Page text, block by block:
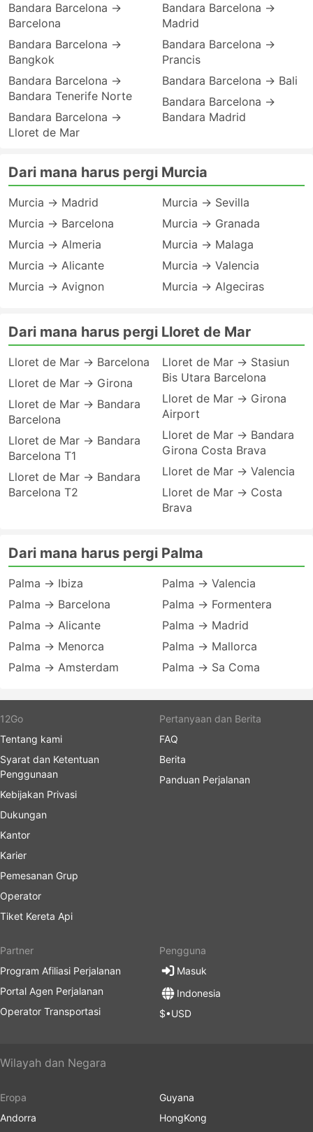
Bandara Barcelona →
Barcelona
Bandara Barcelona →
Bangkok
Bandara Barcelona →
Bandara Tenerife Norte
Bandara Barcelona →
Lloret de Mar
Bandara Barcelona →
Madrid
Bandara Barcelona →
Prancis
Bandara Barcelona → Bali
Bandara Barcelona →
Bandara Madrid
Dari mana harus pergi Murcia
Murcia → Madrid
Murcia → Barcelona
Murcia → Almeria
Murcia → Alicante
Murcia → Avignon
Murcia → Sevilla
Murcia → Granada
Murcia → Malaga
Murcia → Valencia
Murcia → Algeciras
Dari mana harus pergi Lloret de Mar
Lloret de Mar → Barcelona
Lloret de Mar → Girona
Lloret de Mar → Bandara
Barcelona
Lloret de Mar → Bandara
Barcelona T1
Lloret de Mar → Bandara
Barcelona T2
Lloret de Mar → Stasiun
Bis Utara Barcelona
Lloret de Mar → Girona
Airport
Lloret de Mar → Bandara
Girona Costa Brava
Lloret de Mar → Valencia
Lloret de Mar → Costa
Brava
Dari mana harus pergi Palma
Palma → Ibiza
Palma → Barcelona
Palma → Alicante
Palma → Menorca
Palma → Amsterdam
Palma → Valencia
Palma → Formentera
Palma → Madrid
Palma → Mallorca
Palma → Sa Coma
12Go
Tentang kami
Syarat dan Ketentuan
Penggunaan
Kebijakan Privasi
Dukungan
Kantor
Karier
Pemesanan Grup
Operator
Tiket Kereta Api
Pertanyaan dan Berita
FAQ
Berita
Panduan Perjalanan
Partner
Program Afiliasi Perjalanan
Portal Agen Perjalanan
Operator Transportasi
Pengguna
Masuk
Indonesia
$•USD
Wilayah dan Negara
Eropa
Andorra
Guyana
HongKong